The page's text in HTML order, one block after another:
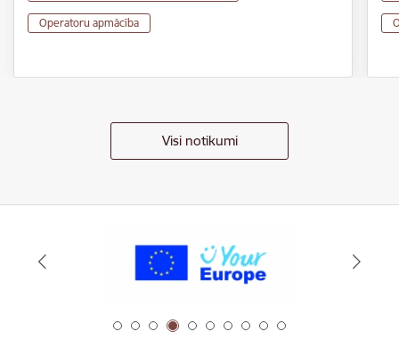
Operatoru apmācība
Visi notikumi